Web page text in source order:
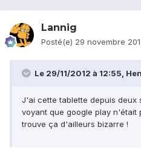
Lannig
Posté(e) 29 novembre
Le 29/11/2012 à 12:55,
J'ai cette tablette depuis deux
voyant que google play n'était
trouve ça d'ailleurs bizarre !